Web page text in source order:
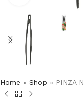
Home » Shop » PINZA